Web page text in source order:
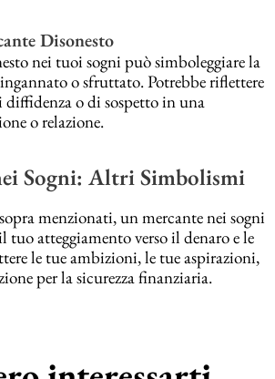
Disonesto
nei tuoi sogni può simboleggiare la
o sfruttato. Potrebbe riflettere
o di sospetto in una
o relazione.
Sogni: Altri Simbolismi
menzionati, un mercante nei sogni
tuo atteggiamento verso il denaro e le
le tue ambizioni, le tue aspirazioni,
per la sicurezza finanziaria.